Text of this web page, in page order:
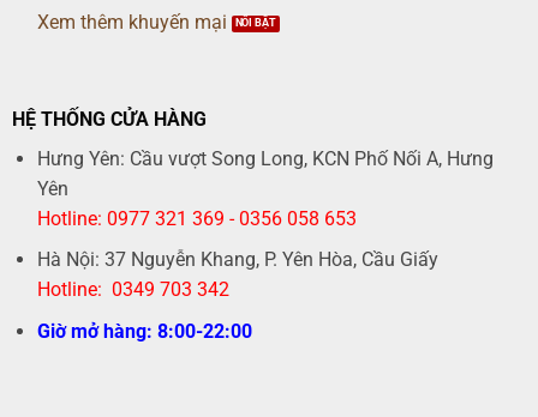
Xem thêm khuyến mại
HỆ THỐNG CỬA HÀNG
Hưng Yên: Cầu vượt Song Long, KCN Phố Nối A, Hưng
Yên
Hotline: 0977 321 369 - 0356 058 653
Hà Nội: 37 Nguyễn Khang, P. Yên Hòa, Cầu Giấy
Hotline: 0349 703 342
Giờ mở hàng: 8:00-22:00